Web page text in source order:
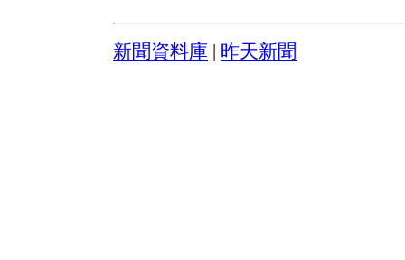
新聞資料庫 昨天新聞